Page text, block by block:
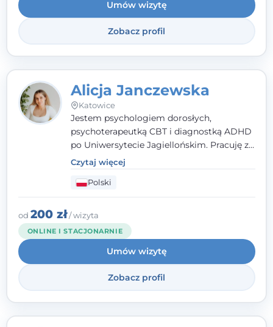
Umów wizytę
Zobacz profil
Alicja Janczewska
Katowice
Jestem psychologiem dorosłych,
psychoterapeutką CBT i diagnostką ADHD
po Uniwersytecie Jagiellońskim. Pracuję z
dorosłymi, młodzieżą i dziećmi, opierając
pomoc na zrozumieniu indywidualnych
potrzeb i więzi zbudowanej na zaufaniu.
Terapia to dla mnie bezpieczne miejsce, w
którym poczujesz się wysłuchany i
zrozumiany.
Czytaj więcej
Polski
od 200 zł/ wizyta
ONLINE I STACJONARNIE
Umów wizytę
Zobacz profil